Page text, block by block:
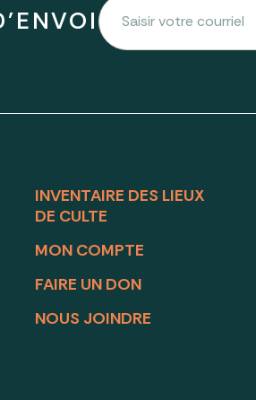
INVENTAIRE DES LIEUX
DE CULTE
MON COMPTE
FAIRE UN DON
NOUS JOINDRE